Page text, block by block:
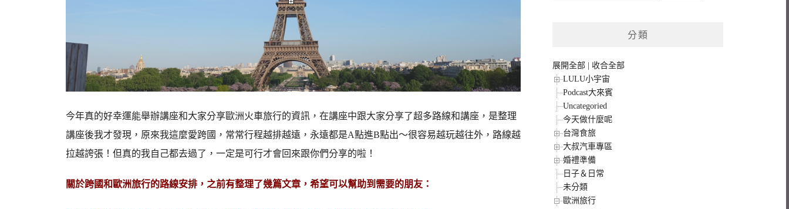
今年真的好幸運能舉辦講座和大家分享歐洲火車旅行的資訊，在講座中跟大家分享了超多路線和講座，是整理
講座後我才發現，原來我這麼愛跨國，常常行程越排越遠，永遠都是A點進B點出～很容易越玩越往外，路線越
拉越誇張！但真的我自己都去過了，一定是可行才會回來跟你們分享的啦！
關於跨國和歐洲旅行的路線安排，之前有整理了幾篇文章，希望可以幫助到需要的朋友：
分類
展開全部
收合全部
LULU小宇宙
Podcast大來賓
Uncategoried
今天做什麼呢
台灣食旅
大叔汽車專區
婚禮準備
日子＆日常
未分類
歐洲旅行